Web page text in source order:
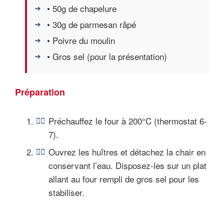
• 50g de chapelure
• 30g de parmesan râpé
• Poivre du moulin
• Gros sel (pour la présentation)
Préparation
Préchauffez le four à 200°C (thermostat 6-
7).
Ouvrez les huîtres et détachez la chair en
conservant l’eau. Disposez-les sur un plat
allant au four rempli de gros sel pour les
stabiliser.